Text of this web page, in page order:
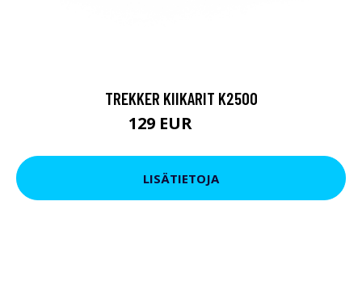
TREKKER KIIKARIT K2500
129 EUR
LISÄTIETOJA